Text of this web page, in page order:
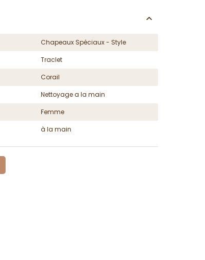
Chapeaux Spéciaux - Style
Traclet
Corail
Nettoyage a la main
Femme
à la main